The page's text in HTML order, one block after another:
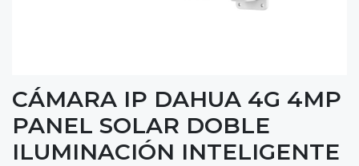
CÁMARA IP DAHUA 4G 4MP
PANEL SOLAR DOBLE
ILUMINACIÓN INTELIGENTE